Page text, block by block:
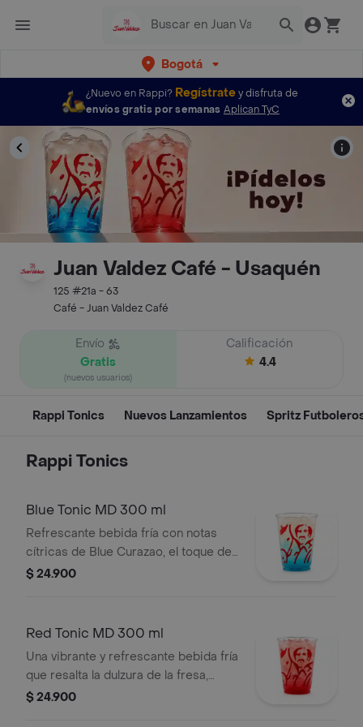
Bogotá
¿Nuevo en Rappi? Regístratey disfruta de
envíos gratis por semanas Aplican TyC
Juan Valdez Café - Usaquén
125 #21a - 63
Café - Juan Valdez Café
Envío
Gratis
(nuevos usuarios)
Calificación
4.4
Rappi Tonics Nuevos Lanzamientos Spritz
Rappi Tonics
Blue Tonic MD 300 ml
Refrescante bebida fría con notas
cítricas de Blue Curazao, el toque del
limón, la frescura herbal de mojito y la
$ 24.900
Red Tonic MD 300 ml
Una vibrante y refrescante bebida fría
que resalta la dulzura de la fresa,
equilibrada con el toque cítrico de
$ 24.900